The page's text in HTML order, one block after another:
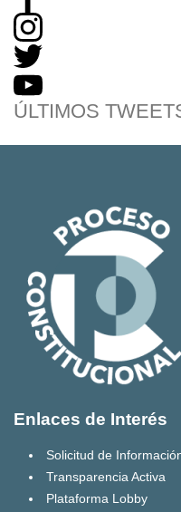
ÚLTIMOS
Enlaces de Interés
Solicitud de
Transparencia Activa
Plataforma Lobby